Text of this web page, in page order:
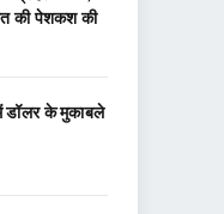
की पेशकश की
डॉलर के मुकाबले